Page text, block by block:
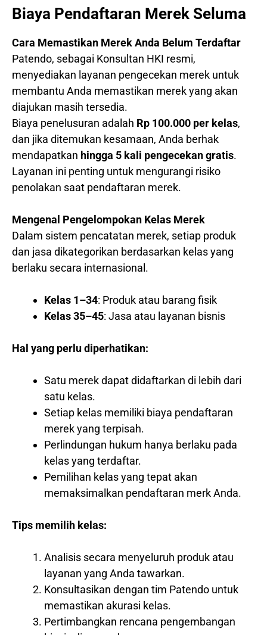
Biaya Pendaftaran Merek Seluma
Cara Memastikan Merek Anda Belum Terdaftar
Patendo, sebagai Konsultan HKI resmi,
menyediakan layanan pengecekan merek untuk
membantu Anda memastikan merek yang akan
diajukan masih tersedia.
Biaya penelusuran adalah Rp 100.000 per kelas,
dan jika ditemukan kesamaan, Anda berhak
mendapatkan hingga 5 kali pengecekan gratis.
Layanan ini penting untuk mengurangi risiko
penolakan saat pendaftaran merek.
Mengenal Pengelompokan Kelas Merek
Dalam sistem pencatatan merek, setiap produk
dan jasa dikategorikan berdasarkan kelas yang
berlaku secara internasional.
Kelas 1–34: Produk atau barang fisik
Kelas 35–45: Jasa atau layanan bisnis
Hal yang perlu diperhatikan:
Satu merek dapat didaftarkan di lebih dari
satu kelas.
Setiap kelas memiliki biaya pendaftaran
merek yang terpisah.
Perlindungan hukum hanya berlaku pada
kelas yang terdaftar.
Pemilihan kelas yang tepat akan
memaksimalkan pendaftaran merk Anda.
Tips memilih kelas:
Analisis secara menyeluruh produk atau
layanan yang Anda tawarkan.
Konsultasikan dengan tim Patendo untuk
memastikan akurasi kelas.
Pertimbangkan rencana pengembangan